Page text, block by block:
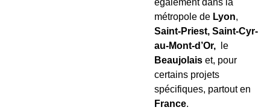
également dans la
métropole de Lyon,
Saint-Priest, Saint-Cyr-
au-Mont-d’Or,
le
Beaujolais et, pour
certains projets
spécifiques, partout en
France.